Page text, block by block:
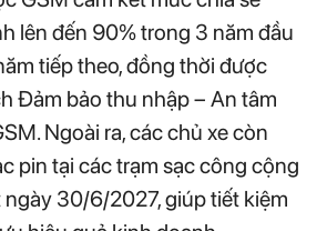
lên đến 90% trong 3 năm đầu
tiếp theo, đồng thời được
Đảm bảo thu nhập – An tâm
Ngoài ra, các chủ xe còn
pin tại các trạm sạc công cộng
30/6/2027, giúp tiết kiệm